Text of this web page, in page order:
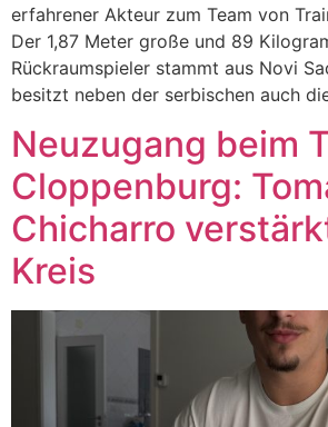
erfahrener Akteur zum Team von
Der 1,87 Meter große und 89
Rückraumspieler stammt aus Novi
besitzt neben der serbischen auch
Neuzugang beim
Cloppenburg:
Chicharro
Kreis